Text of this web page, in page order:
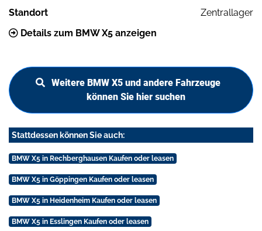
Standort
Zentrallager
Details zum BMW X5 anzeigen
Weitere BMW X5 und andere Fahrzeuge
können Sie hier suchen
Stattdessen können Sie auch:
BMW X5 in Rechberghausen Kaufen oder leasen
BMW X5 in Göppingen Kaufen oder leasen
BMW X5 in Heidenheim Kaufen oder leasen
BMW X5 in Esslingen Kaufen oder leasen